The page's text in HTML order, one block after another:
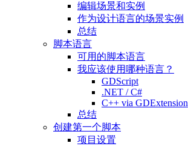
编辑场景和实例
作为设计语言的场景实例
总结
脚本语言
可用的脚本语言
我应该使用哪种语言？
GDScript
.NET / C#
C++ via GDExtension
总结
创建第一个脚本
项目设置